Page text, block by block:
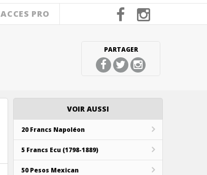
ACCES PRO
PARTAGER
VOIR AUSSI
20 Francs Napoléon
5 Francs Ecu (1798-1889)
50 Pesos Mexican